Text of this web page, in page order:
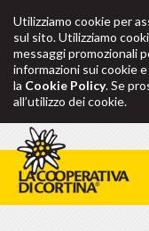
Utilizziamo cookie per
sul sito. Utilizziamo
messaggi promozionali
informazioni sui cookie
la Cookie Policy. Se
all’utilizzo dei cookie.